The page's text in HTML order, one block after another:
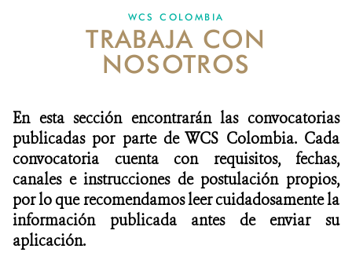
NOTICIAS
WCS VISUAL
ALIADOS Y ALIANZAS
COBERTURA EN MEDIOS DE COMUNICACIÓN
INFORME ANUAL WCS
MECANISMO DE ATENCIÓN DE QUEJAS Y RECLAMOS
WCS COLOMBIA
TRABAJA CON
NOSOTROS
En esta sección encontrarán las convocatorias
publicadas por parte de WCS Colombia. Cada
convocatoria cuenta con requisitos, fechas,
canales e instrucciones de postulación propios,
por lo que recomendamos leer cuidadosamente la
información publicada antes de enviar su
aplicación.